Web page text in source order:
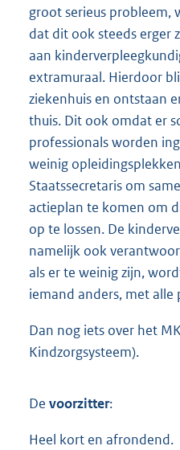
groot serieus probleem,
dat dit ook steeds erger
aan
extramuraal. Hierdoor
ziekenhuis en ontstaan
thuis. Dit ook omdat er
professionals worden
weinig
Staatssecretaris om
actieplan te komen om
op te lossen. De
namelijk ook
als er te weinig zijn,
iemand anders, met
Dan nog iets over het
Kindzorgsysteem).
De voorzitter:
Heel kort en afrondend.